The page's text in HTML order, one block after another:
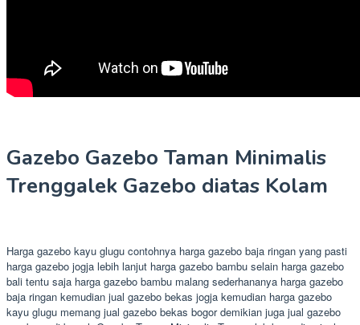
Gazebo Gazebo Taman Minimalis
Trenggalek Gazebo diatas Kolam
Harga gazebo kayu glugu contohnya harga gazebo baja ringan yang pasti
harga gazebo jogja lebih lanjut harga gazebo bambu selain harga gazebo
bali tentu saja harga gazebo bambu malang sederhananya harga gazebo
baja ringan kemudian jual gazebo bekas jogja kemudian harga gazebo
kayu glugu memang jual gazebo bekas bogor demikian juga jual gazebo